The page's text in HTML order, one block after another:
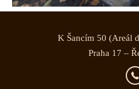
K Šancím 50 (Areál
Praha 17 –